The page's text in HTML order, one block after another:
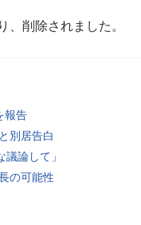
、削除されました。
報告
別居告白
論して」
の可能性